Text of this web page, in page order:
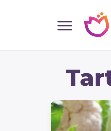
Toutes les recettes
Plats principaux